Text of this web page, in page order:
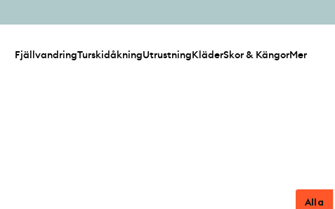
FjällvandringTurskidåkningUtrustningKläderSkor & KängorMer
Alla